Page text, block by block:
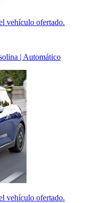
vehículo ofertado.
| Automático
vehículo ofertado.